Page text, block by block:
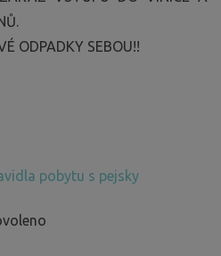
ODPADKY SEBOU!!
pobytu s pejsky